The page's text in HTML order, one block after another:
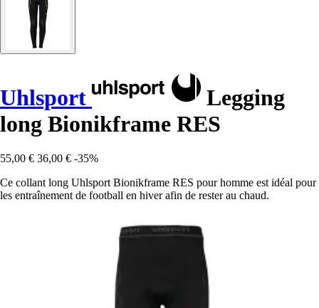
Uhlsport
Legging
long Bionikframe RES
55,00 € 36,00 € -35%
Ce collant long Uhlsport Bionikframe RES pour homme est idéal pour
les entraînement de football en hiver afin de rester au chaud.